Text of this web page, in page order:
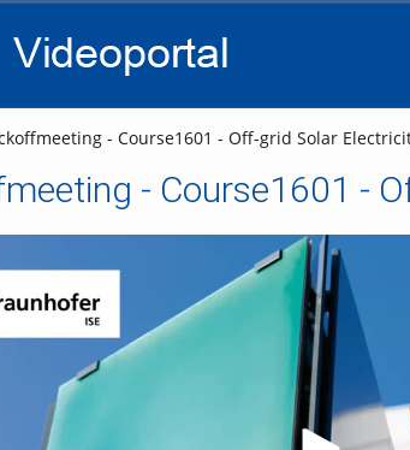
- Course1601 - Off-grid Solar
- Course1601 -